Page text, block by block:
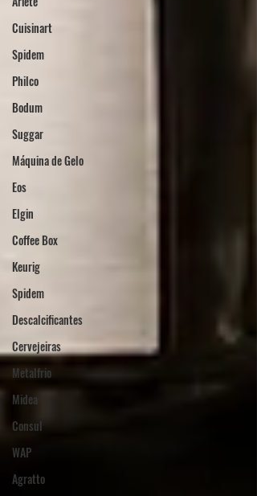
Cuisinart
Spidem
Philco
Bodum
Suggar
Máquina de Gelo
Eos
Elgin
Coffee Box
Keurig
Spidem
Descalcificantes
Cervejeiras
Metalfrio
Midea
Consul
WAP
Agratto